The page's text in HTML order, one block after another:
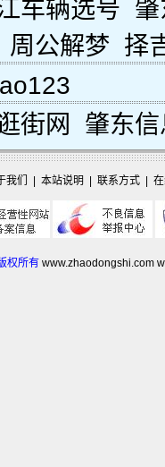
车辆选号
周公解梦 择
街网 肇东
我们 本站说明 联系方式|
权所有 www.zhaodongshi.com